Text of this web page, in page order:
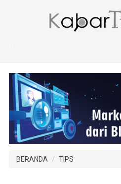
BERANDA TIPS